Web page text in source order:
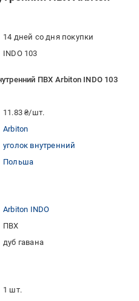
14 дней со дня покупки
INDO 103
ПВХ Arbiton INDO 103
11.83 ₴/шт.
Arbiton
уголок внутренний
Польша
Arbiton INDO
ПВХ
дуб гавана
1 шт.